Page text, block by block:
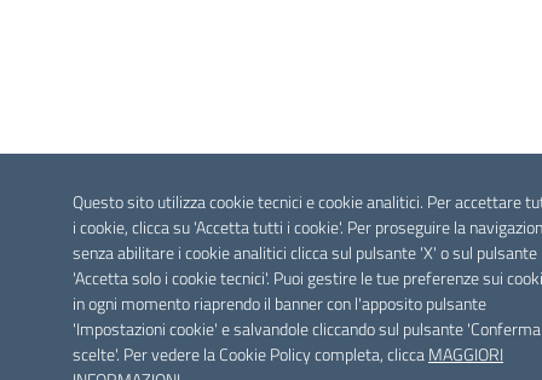
Questo sito utilizza cookie tecnici e cookie analitici. Per accettare
i cookie, clicca su 'Accetta tutti i cookie'. Per proseguire la
senza abilitare i cookie analitici clicca sul pulsante 'X' o sul pulsante
'Accetta solo i cookie tecnici'. Puoi gestire le tue preferenze sui
in ogni momento riaprendo il banner con l'apposito pulsante
'Impostazioni cookie' e salvandole cliccando sul pulsante
scelte'. Per vedere la Cookie Policy completa, cliccaMAGGIORI